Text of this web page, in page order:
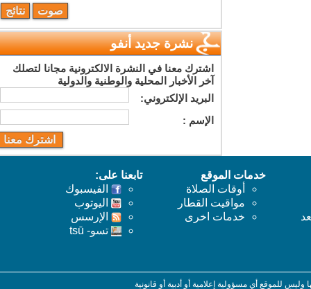
نشرة جديد أنفو
اشترك معنا في النشرة الالكترونية مجانا لتصلك
آخر الأخبار المحلية والوطنية والدولية
البريد اﻹلكتروني:
اﻹسم :
خدمات الموقع
أوقات الصلاة
مواقيت القطار
خدمات اخرى
تابعنا على:
الفيسبوك
اليوتوب
اﻹرسس
تسو- tsū
للموقع أي مسؤولية إعلامية أو أدبية أو قانونية